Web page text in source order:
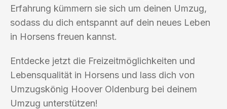
Erfahrung kümmern sie sich um deinen Umzug,
sodass du dich entspannt auf dein neues Leben
in Horsens freuen kannst.
Entdecke jetzt die Freizeitmöglichkeiten und
Lebensqualität in Horsens und lass dich von
Umzugskönig Hoover Oldenburg bei deinem
Umzug unterstützen!